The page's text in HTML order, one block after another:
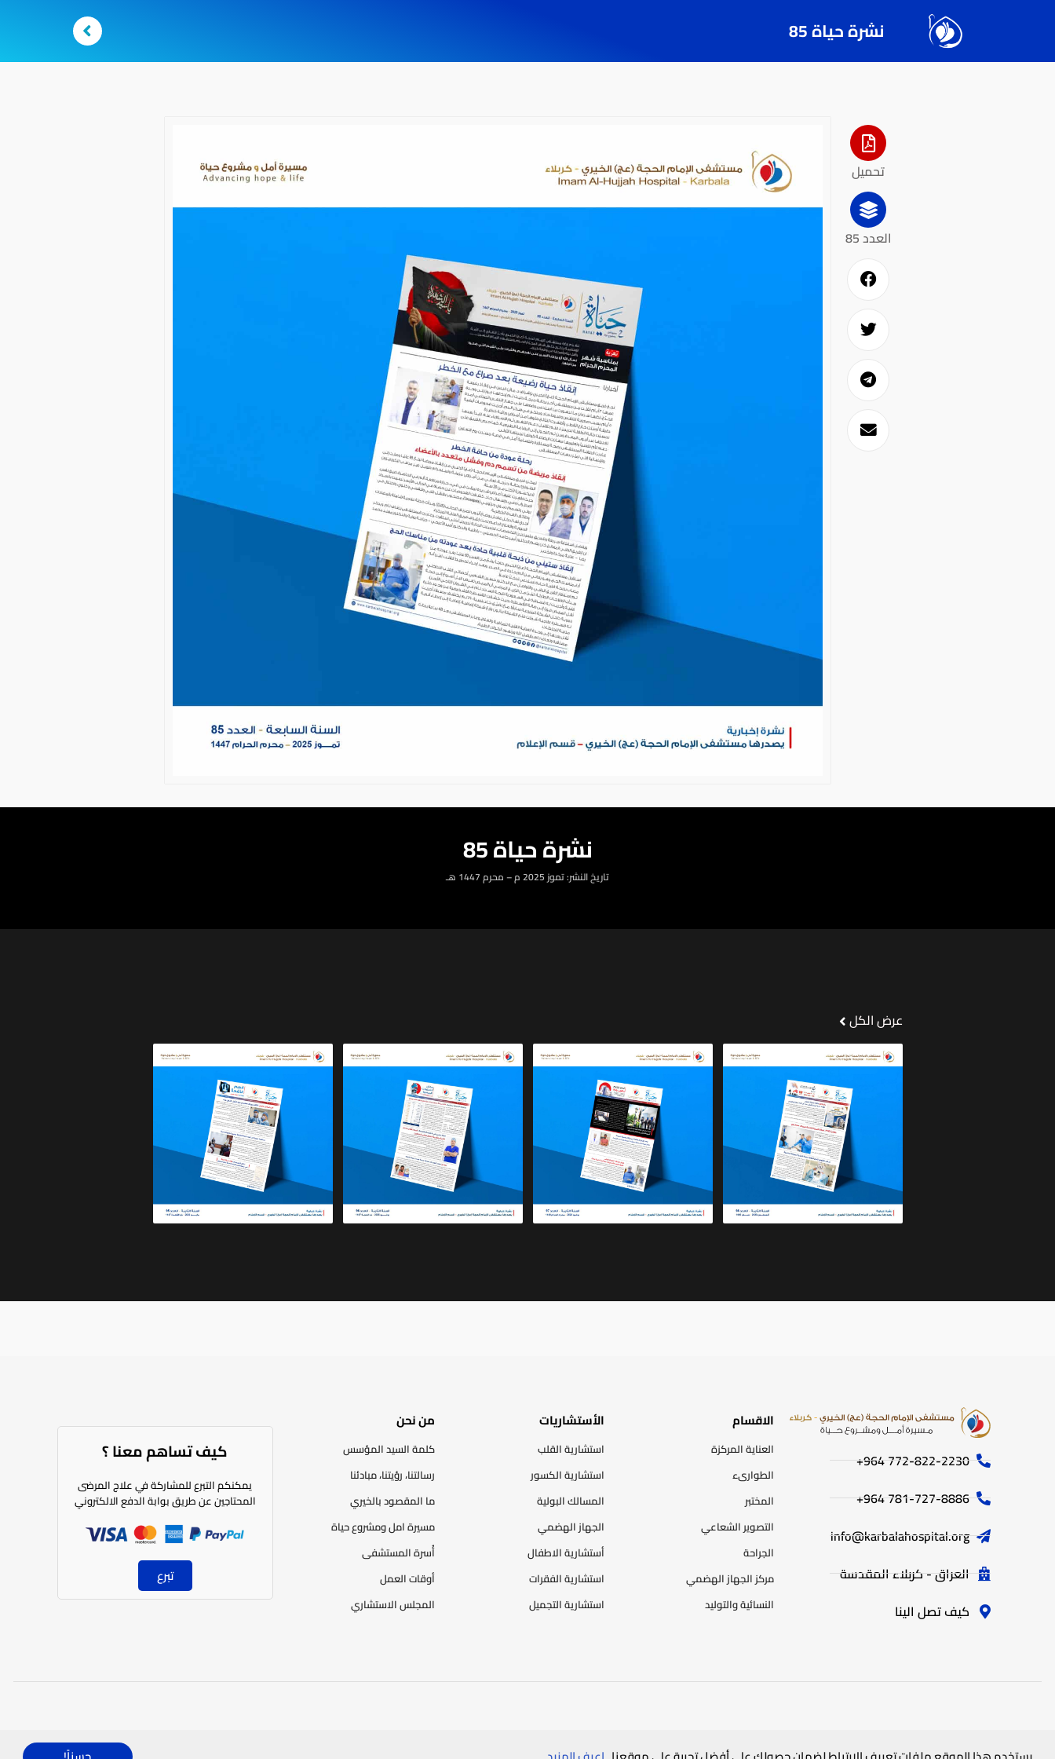
نشرة حياة 85
تحميل
العدد 85
نشرة حياة 85
تاريخ النشر: تموز 2025 م – محرم 1447 هـ
عرض الكل
772-822-2230‏ 964+
781-727-8886 964+
info@karbalahospital.org
العراق - كربلاء المقدسة
كيف تصل الينا
الاقسام
العناية المركزة
الطوارىء
المختبر
التصوير الشعاعي
الجراحة
مركز الجهاز الهضمي
النسائية والتوليد
الأستشاريات
استشارية القلب
استشارية الكسور
المسالك البولية
الجهاز الهضمي
أستشارية الاطفال
استشارية الفقرات
استشارية التجميل
من نحن
كلمة السيد المؤسس
رسالتنا، رؤيتنا، مبادئنا
ما المقصود بالخيري
مسيرة امل ومشروع حياة
أُسرة المستشفى
أوقات العمل
المجلس الاستشاري
كيف تساهم معنا ؟​
يمكنكم التبرع للمشاركة في علاج المرضى
المحتاجين عن طريق بوابة الدفع الالكتروني
تبرع
© 2025 العربية